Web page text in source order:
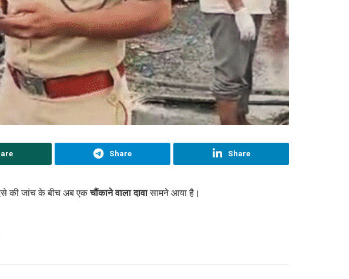
Share Share
की जांच के बीच अब एकचौंकाने वाला दावासामने आया है।